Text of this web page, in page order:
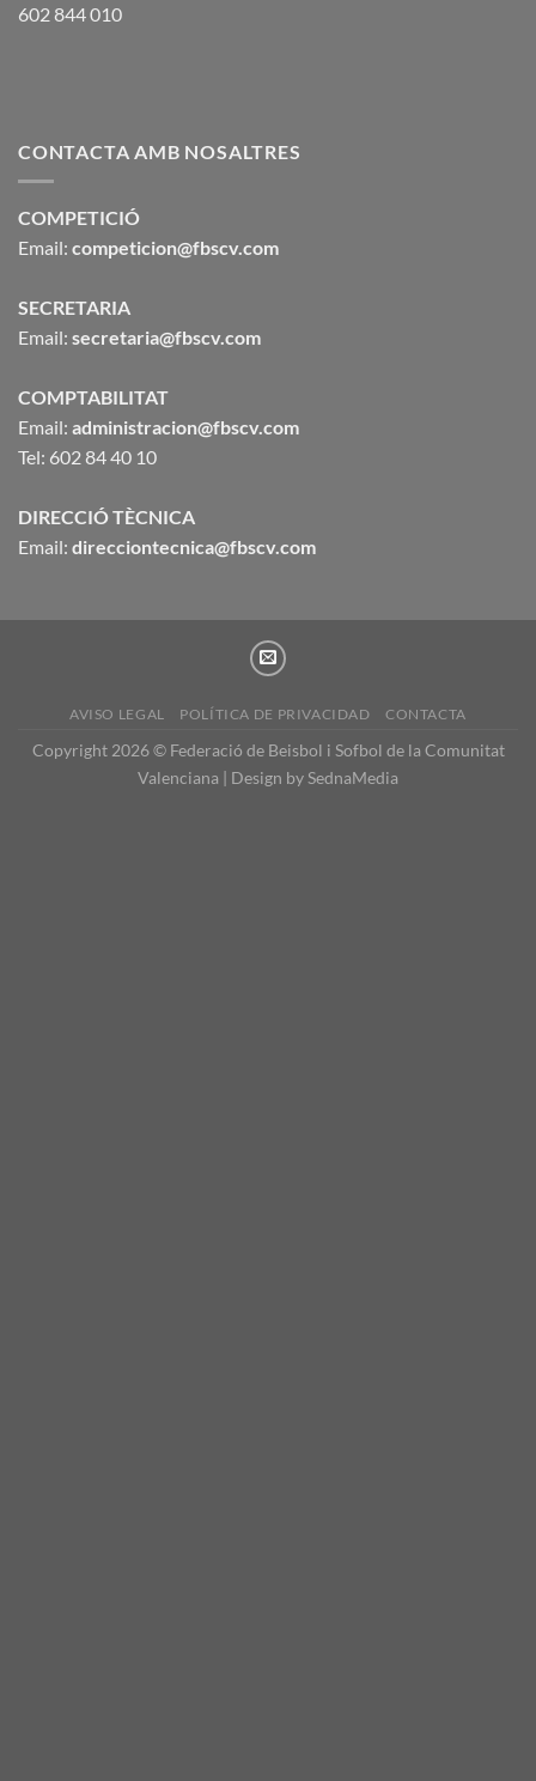
602 844 010
CONTACTA AMB NOSALTRES
COMPETICIÓ
Email: competicion@fbscv.com
SECRETARIA
Email: secretaria@fbscv.com
COMPTABILITAT
Email: administracion@fbscv.com
Tel: 602 84 40 10
DIRECCIÓ TÈCNICA
Email: direcciontecnica@fbscv.com
AVISO LEGAL POLÍTICA DE PRIVACIDAD CONTACTA
Copyright 2026 © Federació de Beisbol i Sofbol de la Comunitat
Valenciana | Design bySednaMedia